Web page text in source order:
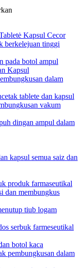
Kapsul Cecor
berkelejuan tinggi
pada botol ampul
Kapsul
dalam
tablete dan kapsul
vakum
dingan ampul dalam
kapsul semua saiz dan
produk farmaseutikal
dan membungkus
tiub logam
serbuk farmeseutikal
botol kaca
pembungkusan dalam